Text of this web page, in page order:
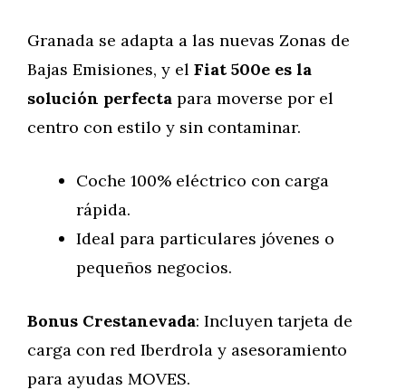
Granada se adapta a las nuevas Zonas de
Bajas Emisiones, y el Fiat 500e es la
solución perfecta para moverse por el
centro con estilo y sin contaminar.
Coche 100% eléctrico con carga
rápida.
Ideal para particulares jóvenes o
pequeños negocios.
Bonus Crestanevada: Incluyen tarjeta de
carga con red Iberdrola y asesoramiento
para ayudas MOVES.